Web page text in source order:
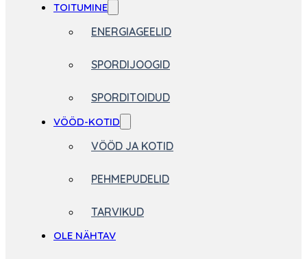
TOITUMINE
ENERGIAGEELID
SPORDIJOOGID
SPORDITOIDUD
VÖÖD-KOTID
VÖÖD JA KOTID
PEHMEPUDELID
TARVIKUD
OLE NÄHTAV